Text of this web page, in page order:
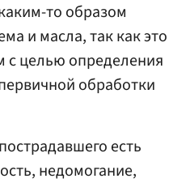
то образом
и масла, так как это
с целью определения
обработки
есть
недомогание,